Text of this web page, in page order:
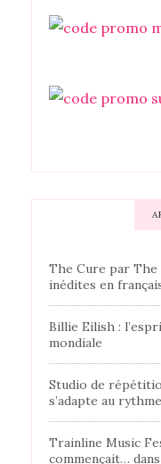
The Cure par The
inédites en
Billie Eilish :
mondiale
Studio de
s’adapte au
Trainline Music
commençait…